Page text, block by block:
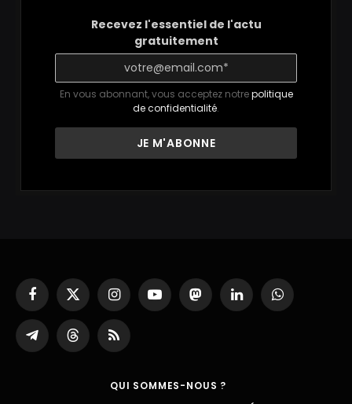
Recevez l'essentiel de l'actu
gratuitement
En vous abonnant, vous acceptez notrepolitique
de confidentialité.
Facebook
X
(Twitter)
InstagramYouTubeMastodonLinkedInWhatsApp
Partager
sur
ThreadsRSS
QUI SOMMES-NOUS ?